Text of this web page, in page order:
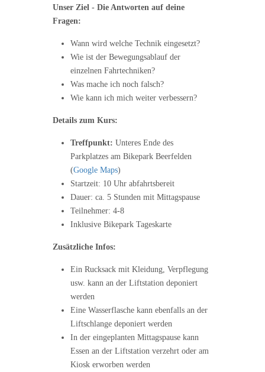
Unser Ziel - Die Antworten auf deine
Fragen:
Wann wird welche Technik eingesetzt?
Wie ist der Bewegungsablauf der
einzelnen Fahrtechniken?
Was mache ich noch falsch?
Wie kann ich mich weiter verbessern?
Details zum Kurs:
Treffpunkt: Unteres Ende des
Parkplatzes am Bikepark Beerfelden
(Google Maps)
Startzeit: 10 Uhr abfahrtsbereit
Dauer: ca. 5 Stunden mit Mittagspause
Teilnehmer: 4-8
Inklusive Bikepark Tageskarte
Zusätzliche Infos:
Ein Rucksack mit Kleidung, Verpflegung
usw. kann an der Liftstation deponiert
werden
Eine Wasserflasche kann ebenfalls an der
Liftschlange deponiert werden
In der eingeplanten Mittagspause kann
Essen an der Liftstation verzehrt oder am
Kiosk erworben werden